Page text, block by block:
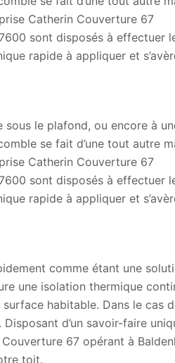
Catherin Couverture 67
sont disposés à effectuer
rapide à appliquer et
le plafond, ou encore à
se fait d’une tout autre
Catherin Couverture 67
sont disposés à effectuer
rapide à appliquer et
comme étant une
une isolation thermique
habitable. Dans le cas
d’un savoir-faire
67 opérant à
toit.